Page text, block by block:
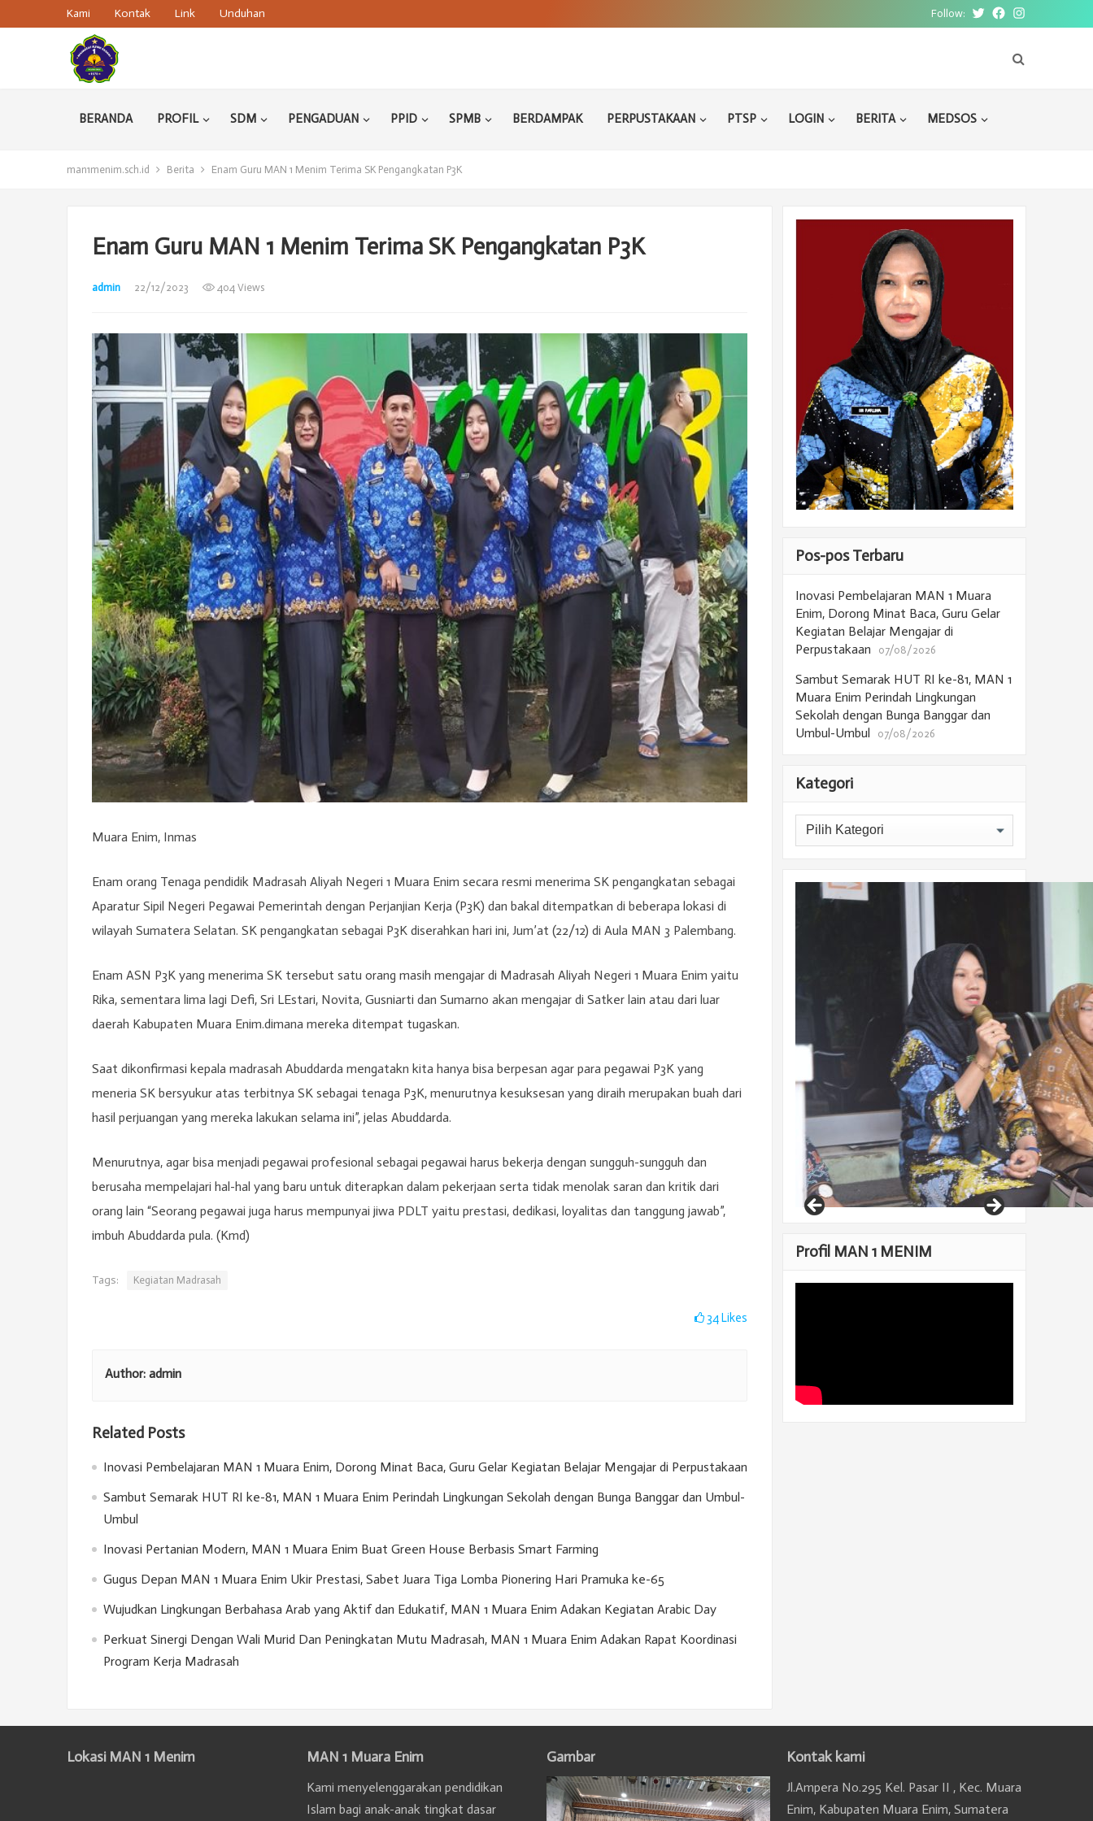
Kami Kontak Link Unduhan Follow: TwitterFacebookInstagram
BERANDA PROFIL SDM PENGADUAN PPID SPMB BERDAMPAK PERPUSTAKAAN PTSP LOGIN BERITA MEDSOS
man1menim.sch.id Berita Enam Guru MAN 1 Menim Terima SK Pengangkatan P3K
Enam Guru MAN 1 Menim Terima SK Pengangkatan P3K
admin 22/12/2023 404 Views
Muara Enim, Inmas
Enam orang Tenaga pendidik Madrasah Aliyah Negeri 1 Muara Enim secara resmi menerima SK pengangkatan sebagai
Aparatur Sipil Negeri Pegawai Pemerintah dengan Perjanjian Kerja (P3K) dan bakal ditempatkan di beberapa lokasi di
wilayah Sumatera Selatan. SK pengangkatan sebagai P3K diserahkan hari ini, Jum’at (22/12) di Aula MAN 3 Palembang.
Enam ASN P3K yang menerima SK tersebut satu orang masih mengajar di Madrasah Aliyah Negeri 1 Muara Enim yaitu
Rika, sementara lima lagi Defi, Sri LEstari, Novita, Gusniarti dan Sumarno akan mengajar di Satker lain atau dari luar
daerah Kabupaten Muara Enim.dimana mereka ditempat tugaskan.
Saat dikonfirmasi kepala madrasah Abuddarda mengatakn kita hanya bisa berpesan agar para pegawai P3K yang
meneria SK bersyukur atas terbitnya SK sebagai tenaga P3K, menurutnya kesuksesan yang diraih merupakan buah dari
hasil perjuangan yang mereka lakukan selama ini”, jelas Abuddarda.
Menurutnya, agar bisa menjadi pegawai profesional sebagai pegawai harus bekerja dengan sungguh-sungguh dan
berusaha mempelajari hal-hal yang baru untuk diterapkan dalam pekerjaan serta tidak menolak saran dan kritik dari
orang lain “Seorang pegawai juga harus mempunyai jiwa PDLT yaitu prestasi, dedikasi, loyalitas dan tanggung jawab”,
imbuh Abuddarda pula. (Kmd)
Tags: Kegiatan Madrasah
34 Likes
Author: admin
Related Posts
Inovasi Pembelajaran MAN 1 Muara Enim, Dorong Minat Baca, Guru Gelar Kegiatan Belajar Mengajar di Perpustakaan
Sambut Semarak HUT RI ke-81, MAN 1 Muara Enim Perindah Lingkungan Sekolah dengan Bunga Banggar dan Umbul-
Umbul
Inovasi Pertanian Modern, MAN 1 Muara Enim Buat Green House Berbasis Smart Farming
Gugus Depan MAN 1 Muara Enim Ukir Prestasi, Sabet Juara Tiga Lomba Pionering Hari Pramuka ke-65
Wujudkan Lingkungan Berbahasa Arab yang Aktif dan Edukatif, MAN 1 Muara Enim Adakan Kegiatan Arabic Day
Perkuat Sinergi Dengan Wali Murid Dan Peningkatan Mutu Madrasah, MAN 1 Muara Enim Adakan Rapat Koordinasi
Program Kerja Madrasah
Pos-pos Terbaru
Inovasi Pembelajaran MAN 1 Muara
Enim, Dorong Minat Baca, Guru Gelar
Kegiatan Belajar Mengajar di
Perpustakaan
07/08/2026
Sambut Semarak HUT RI ke-81, MAN 1
Muara Enim Perindah Lingkungan
Sekolah dengan Bunga Banggar dan
Umbul-Umbul
07/08/2026
Kategori
Kategori
Profil MAN 1 MENIM
Lokasi MAN 1 Menim MAN 1 Muara Enim
Kami menyelenggarakan pendidikan
Islam bagi anak-anak tingkat dasar
Gambar Kontak kami
Jl.Ampera No.295 Kel. Pasar II , Kec. Muara
Enim, Kabupaten Muara Enim, Sumatera